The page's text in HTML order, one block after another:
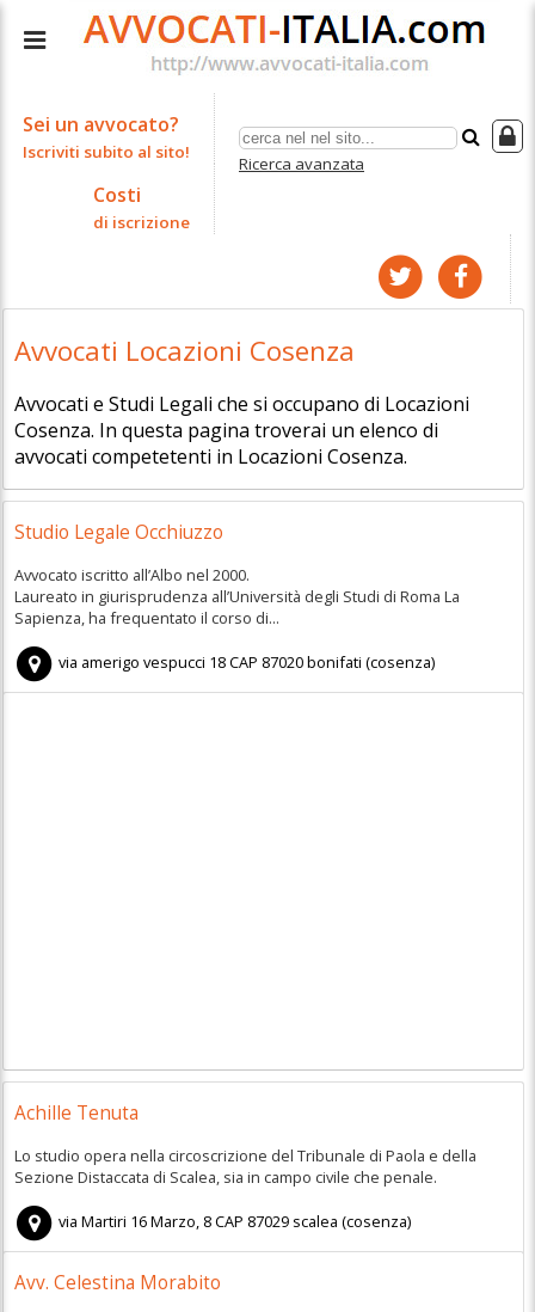
Ricerca avanzata
Sei un avvocato?
Iscriviti subito al sito!
Costi
di iscrizione
Avvocati Locazioni Cosenza
Avvocati e Studi Legali che si occupano di Locazioni
Cosenza. In questa pagina troverai un elenco di
avvocati competetenti in Locazioni Cosenza.
Studio Legale Occhiuzzo
Avvocato iscritto all’Albo nel 2000.
Laureato in giurisprudenza all’Università degli Studi di Roma La
Sapienza, ha frequentato il corso di...
via amerigo vespucci 18CAP 87020bonifati (cosenza)
Achille Tenuta
Lo studio opera nella circoscrizione del Tribunale di Paola e della
Sezione Distaccata di Scalea, sia in campo civile che penale.
via Martiri 16 Marzo, 8CAP 87029 scalea (cosenza)
Avv. Celestina Morabito